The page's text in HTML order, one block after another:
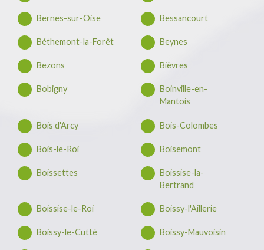
Bernes-sur-Oise Bessancourt
Béthemont-la-Forêt Beynes
Bezons Bièvres
Bobigny
Boinville-en-
Mantois
Bois d'Arcy Bois-Colombes
Bois-le-Roi Boisemont
Boissettes
Boissise-la-
Bertrand
Boissise-le-Roi Boissy-l'Aillerie
Boissy-le-Cutté Boissy-Mauvoisin